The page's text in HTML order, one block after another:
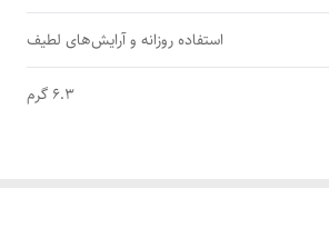
استفاده روزانه و آرایش‌های لطیف
۶.۳ گرم